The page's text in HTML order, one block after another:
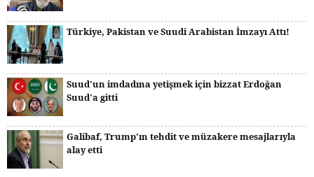
Türkiye, Pakistan ve Suudi Arabistan İmzayı Attı!
Suud'un imdadına yetişmek için bizzat Erdoğan
Suud'a gitti
Galibaf, Trump'ın tehdit ve müzakere mesajlarıyla
alay etti